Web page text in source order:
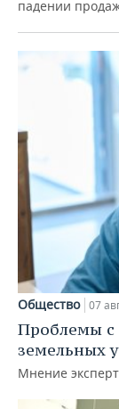
падении
Общество 07
Проблемы с
земельных
Мнение